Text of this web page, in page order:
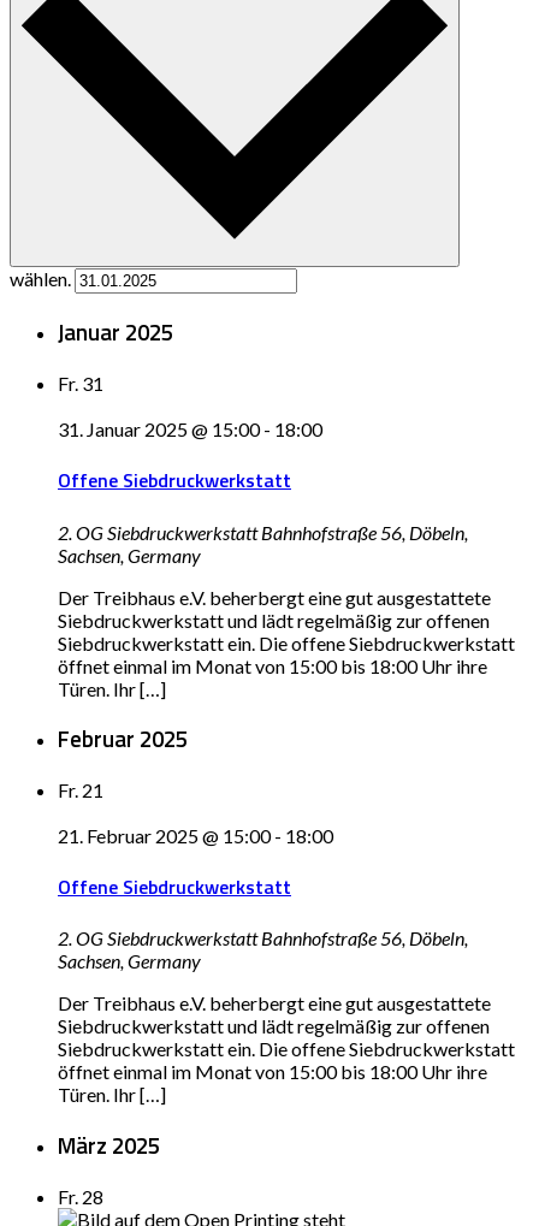
wählen.
Januar 2025
Fr. 31
31. Januar 2025 @ 15:00- 18:00
Offene Siebdruckwerkstatt
2. OG SiebdruckwerkstattBahnhofstraße 56, Döbeln,
Sachsen, Germany
Der Treibhaus e.V. beherbergt eine gut ausgestattete
Siebdruckwerkstatt und lädt regelmäßig zur offenen
Siebdruckwerkstatt ein. Die offene Siebdruckwerkstatt
öffnet einmal im Monat von 15:00 bis 18:00 Uhr ihre
Türen. Ihr […]
Februar 2025
Fr. 21
21. Februar 2025 @ 15:00- 18:00
Offene Siebdruckwerkstatt
2. OG SiebdruckwerkstattBahnhofstraße 56, Döbeln,
Sachsen, Germany
Der Treibhaus e.V. beherbergt eine gut ausgestattete
Siebdruckwerkstatt und lädt regelmäßig zur offenen
Siebdruckwerkstatt ein. Die offene Siebdruckwerkstatt
öffnet einmal im Monat von 15:00 bis 18:00 Uhr ihre
Türen. Ihr […]
März 2025
Fr. 28